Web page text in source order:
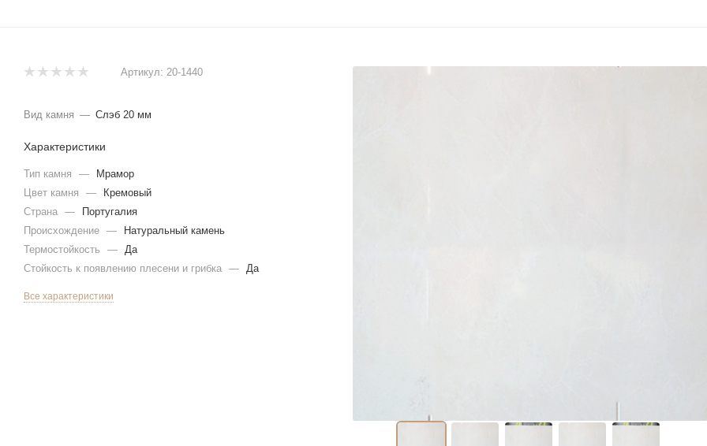
Артикул: 20-1440
Вид камня — Слэб 20 мм
Характеристики
Тип камня —
Мрамор
Цвет камня
—
Кремовый
Страна —
Португалия
Происхождение —
Натуральный камень
Термостойкость
—
Да
Стойкость к появлению плесени и грибка — Да
Все характеристики